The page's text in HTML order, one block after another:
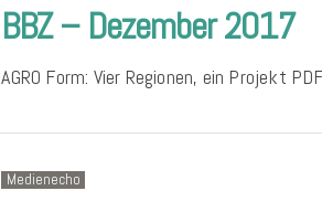
BBZ – Dezember 2017
AGRO Form: Vier Regionen, ein Projekt
Medienecho